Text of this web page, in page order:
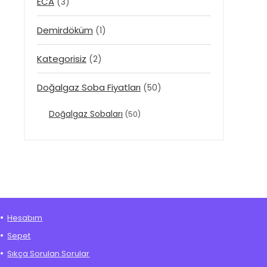
Demirdöküm (1)
Kategorisiz (2)
Doğalgaz Soba Fiyatları (50)
Doğalgaz Sobaları (50)
Hesabım
Sepet
Sıkça Sorulan Sorular